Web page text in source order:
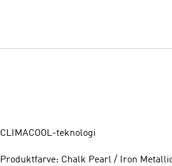
CLIMACOOL-teknologi
Produktfarve: Chalk Pearl / Iron